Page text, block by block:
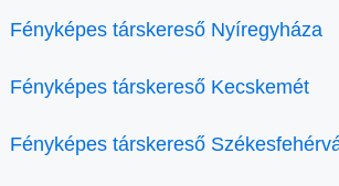
Fényképes társkereső Nyíregyháza
Fényképes társkereső Kecskemét
Fényképes társkereső